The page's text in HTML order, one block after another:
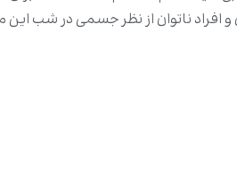
افراد ناتوان از نظر جسمى در شب این